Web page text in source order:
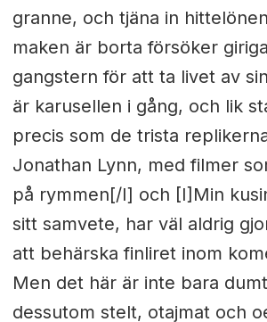
granne, och tjäna in
maken är borta försöker
gangstern för att ta livet av
är karusellen i gång, och lik
precis som de trista
Jonathan Lynn, med filmer
på rymmen[/I] och [I]Min
sitt samvete, har väl aldrig
att behärska finliret inom
Men det här är inte bara
dessutom stelt, otajmat och